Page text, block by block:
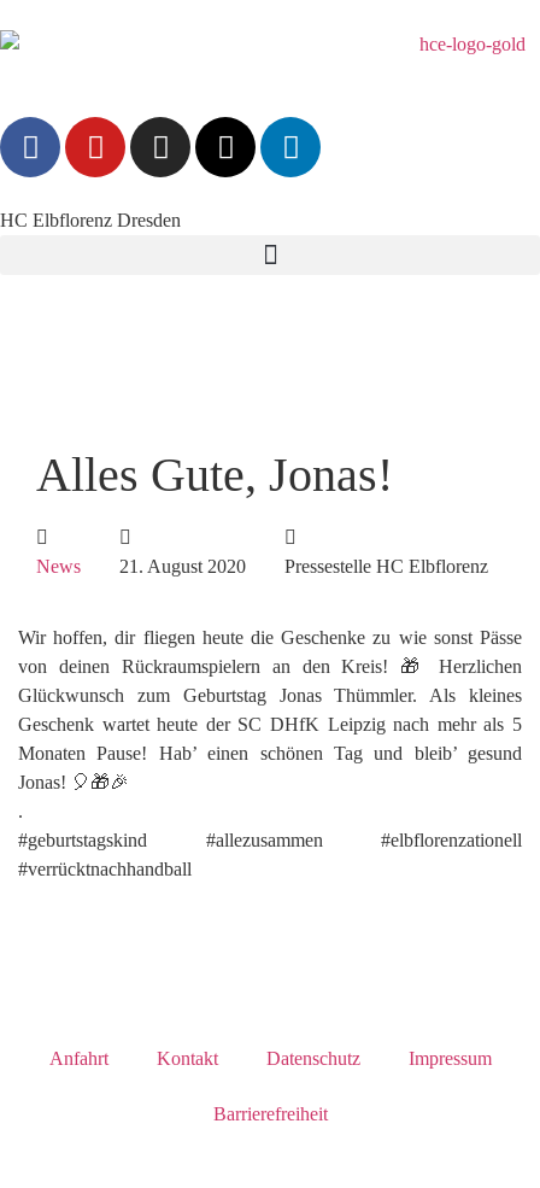
HC Elbflorenz Dresden
Alles Gute, Jonas!
News 21. August 2020 Pressestelle HC Elbflorenz
Wir hoffen, dir fliegen heute die Geschenke zu wie sonst Pässe
von deinen Rückraumspielern an den Kreis! 🎁 Herzlichen
Glückwunsch zum Geburtstag Jonas Thümmler. Als kleines
Geschenk wartet heute der SC DHfK Leipzig nach mehr als 5
Monaten Pause! Hab’ einen schönen Tag und bleib’ gesund
Jonas! 🎈🎁🎉
.
#geburtstagskind #allezusammen #elbflorenzationell
#verrücktnachhandball
Anfahrt Kontakt Datenschutz Impressum
Barrierefreiheit